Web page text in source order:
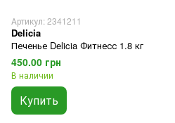
Артикул: 2341211
Delicia
Печенье Delicia Фитнесс 1.8 кг
450.00 грн
В наличии
Купить